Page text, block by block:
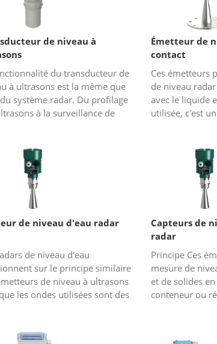
de niveau à
du transducteur de
à ultrasons est la même que
système radar. Du profilage
à la surveillance de
Émetteur de
contact
Ces émetteurs
de niveau
avec le liquide
utilisée, c'est
de niveau d'eau radar
de niveau d'eau
sur le principe similaire
de niveau à ultrasons
les ondes utilisées sont des
Capteurs de
radar
Principe Ces
mesure de
et de solides
conteneur ou